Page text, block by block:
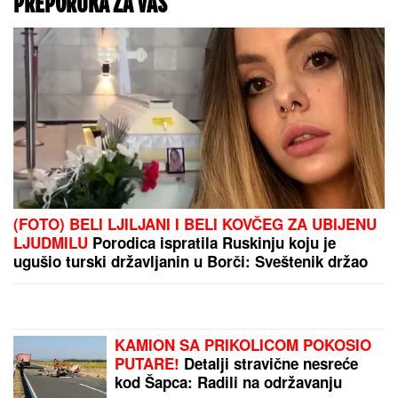
"SRBIJA VAS UVEK ČEKA
I ZOVE" Vučić sa
učesnicima kampa "Srbija
te zove 2026": "Vrata ove
zemlje su vam uvek
otvorena" (VIDEO)
(VIDEO) LEPA BRENA